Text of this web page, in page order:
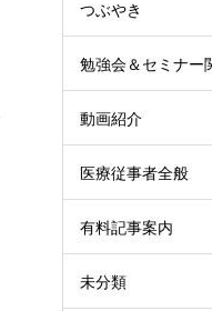
つぶやき
勉強会＆セミナー
動画紹介
医療従事者全般
有料記事案内
未分類